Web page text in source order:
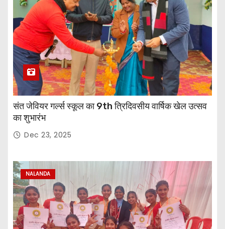
संत जेवियर गर्ल्स स्कूल का 9th त्रिदिवसीय वार्षिक खेल उत्सव
का शुभारंभ
Dec 23, 2025
NALANDA